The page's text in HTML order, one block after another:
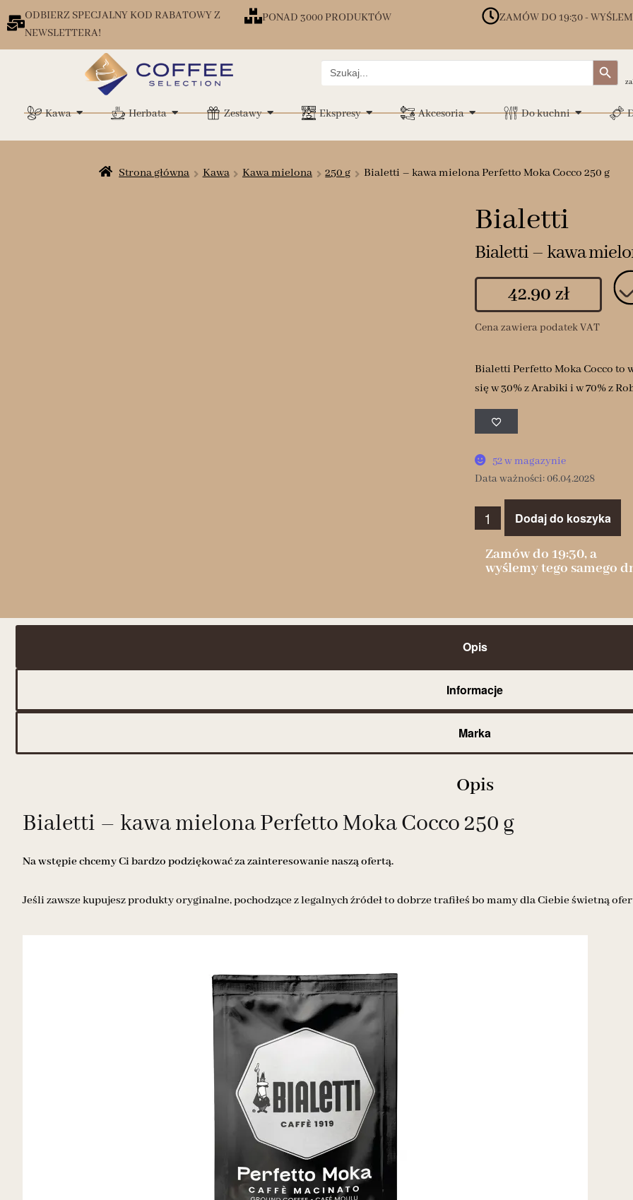
ODBIERZ SPECJALNY KOD RABATOWY Z
NEWSLETTERA!
PONAD 3000 PRODUKTÓW ZAMÓW DO 19:30 -
Search
for:
Search Button
Kawa Herbata Zestawy Ekspresy Akcesoria Do kuchni
Strona główna Kawa Kawa mielona 250 g Bialetti – kawa mielona Perfetto Moka Cocco 250 g
Bialetti
Bialetti – kawa
42.90 zł
Cena zawiera podatek VAT
Bialetti Perfetto Moka Cocco to
się w 30% z Arabiki i w 70% z
52 w magazynie
Data ważności: 06.04.2028
Dodaj do koszyka
Zamów do 19:30, a
wyślemy tego samego
Opis
Informacje
Marka
Opis
Bialetti – kawa mielona Perfetto Moka Cocco 250 g
Na wstępie chcemy Ci bardzo podziękować za zainteresowanie naszą ofertą.
Jeśli zawsze kupujesz produkty oryginalne, pochodzące z legalnych źródeł to dobrze trafiłeś bo mamy dla Ciebie świetną